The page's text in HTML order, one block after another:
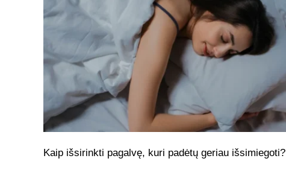
Kaip išsirinkti pagalvę, kuri padėtų geriau išsimiegoti?